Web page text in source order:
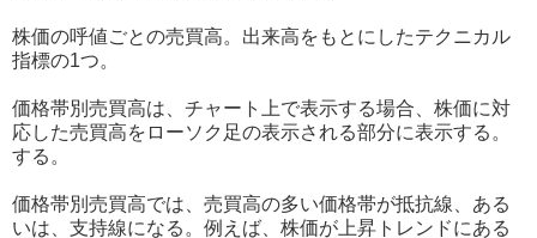
株価の呼値ごとの売買高。出来高をもとにしたテクニカル
指標の1つ。
価格帯別売買高は、チャート上で表示する場合、株価に対
応した売買高をローソク足の表示される部分に表示する。
する。
価格帯別売買高では、売買高の多い価格帯が抵抗線、ある
いは、支持線になる。例えば、株価が上昇トレンドにある